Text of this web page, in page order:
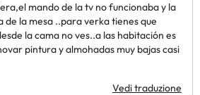
mando de la tv no funcionaba y la
de la mesa ..para verka tienes que
la cama no ves..a las habitación es
pintura y almohadas muy bajas casi
Vedi traduzione